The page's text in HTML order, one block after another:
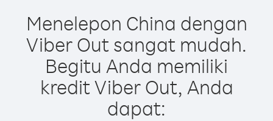
Menelepon China dengan
Viber Out sangat mudah.
Begitu Anda memiliki
kredit Viber Out, Anda
dapat: